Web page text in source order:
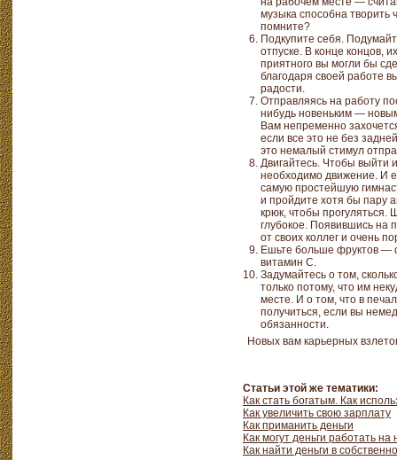
музыка способна творить
помните?
Подкупите себя.
отпуске. В конце концов,
приятного вы могли бы
благодаря своей работе
радости.
Отправляясь на работу
нибудь новеньким —
Вам непременно
если все это не без
это немалый стимул
Двигайтесь. Чтобы выйти
необходимо движение. И
самую простейшую
и пройдите хотя бы пару
крюк, чтобы
глубокое. Появившись на
от своих коллег и очень
Ешьте больше фруктов —
витамин С.
Задумайтесь о том,
только потому, что им
месте. И о том, что в
получиться, если вы
обязанности.
Новых вам карьерных
Статьи этой же тематики:
Как стать богатым. Как
Как увеличить свою зарплату
Как приманить деньги
Как могут деньги работать на
Как найти деньги в